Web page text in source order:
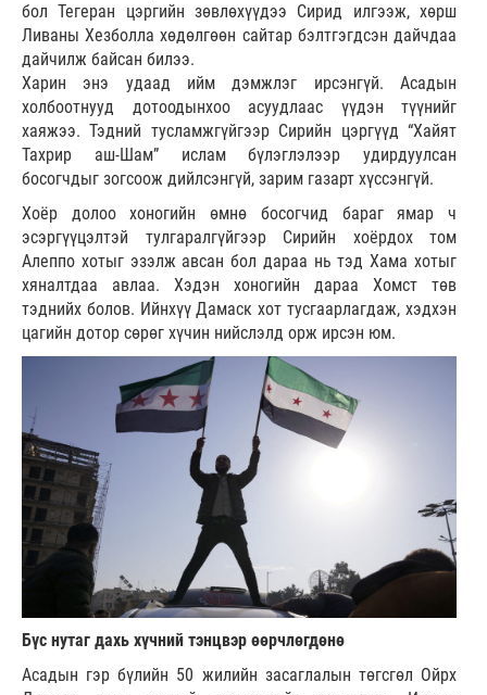
бол Тегеран цэргийн зөвлөхүүдээ Сирид илгээж, хөрш
Ливаны Хезболла хөдөлгөөн сайтар бэлтгэгдсэн дайчдаа
дайчилж байсан билээ.
Харин энэ удаад ийм дэмжлэг ирсэнгүй. Асадын
холбоотнууд дотоодынхоо асуудлаас үүдэн түүнийг
хаяжээ. Тэдний тусламжгүйгээр Сирийн цэргүүд “Хайят
Тахрир аш-Шам” ислам бүлэглэлээр удирдуулсан
босогчдыг зогсоож дийлсэнгүй, зарим газарт хүссэнгүй.
Хоёр долоо хоногийн өмнө босогчид бараг ямар ч
эсэргүүцэлтэй тулгаралгүйгээр Сирийн хоёрдох том
Алеппо хотыг эзэлж авсан бол дараа нь тэд Хама хотыг
хяналтдаа авлаа. Хэдэн хоногийн дараа Хомст төв
тэднийх болов. Ийнхүү Дамаск хот тусгаарлагдаж, хэдхэн
цагийн дотор сөрөг хүчин нийслэлд орж ирсэн юм.
Бүс нутаг дахь хүчний тэнцвэр өөрчлөгдөнө
Асадын гэр бүлийн 50 жилийн засаглалын төгсгөл Ойрх